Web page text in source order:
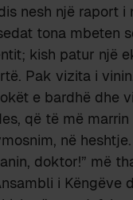
nesh një raport
tona mbeten
kish patur një
Pak vizita i
e bardhë dhe
që të më
në heshtje.
doktor!” më
i Këngëve